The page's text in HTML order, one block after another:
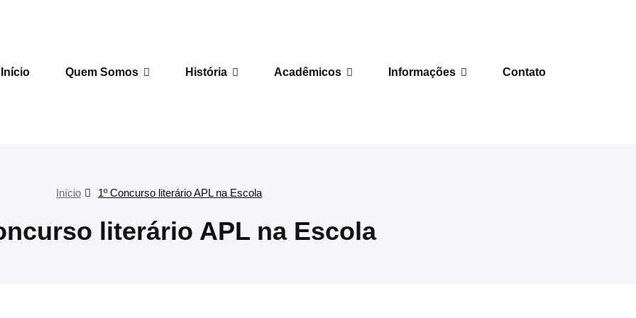
Letras
Início Quem Somos História Acadêmicos Informações Contato
Início 1º Concurso literário APL na Escola
literário APL na Escola